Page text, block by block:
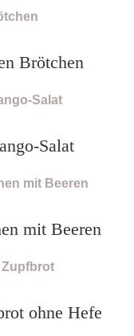
Brötchen
Salat
mit Beeren
ohne Hefe